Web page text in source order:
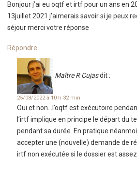
Bonjour j’ai eu oqtf et irtf pour un ans en
13juillet 2021 j’aimerais savoir si je peux
séjour merci votre réponse
Répondre
Maître R Cujasdit :
25/08/2022 à 10 h 32 min
Oui et non…l’oqtf est exécutoire
l’irtf implique en principe le départ du
pendant sa durée. En pratique
accepter une (nouvelle) demande de
irtf non exécutée si le dossier est assez